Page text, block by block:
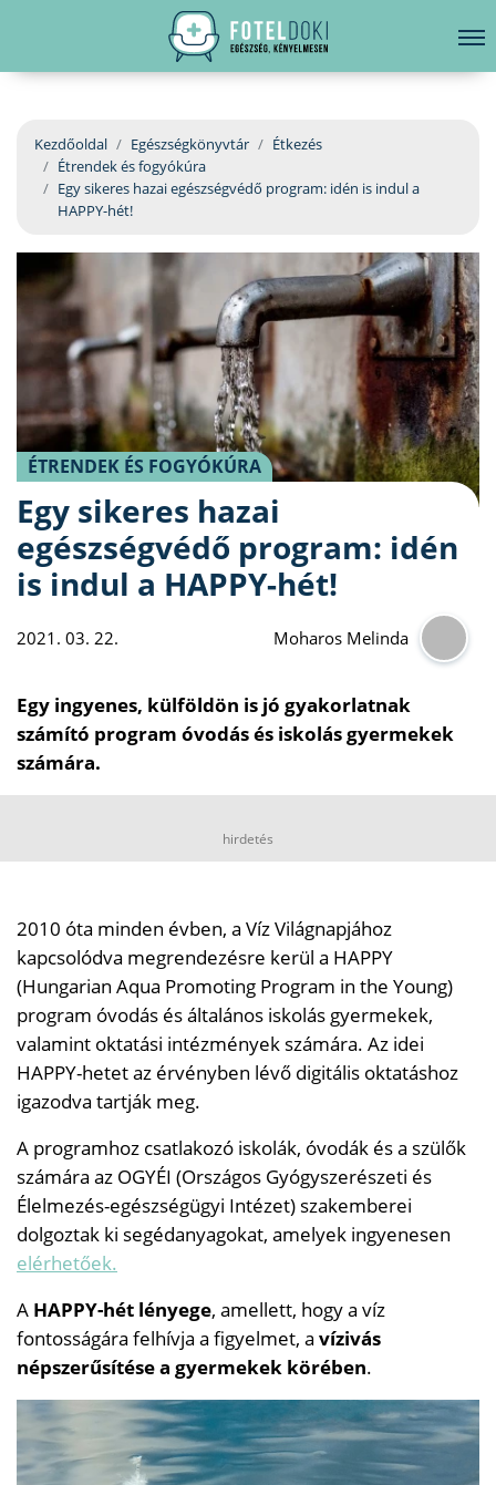
EGÉSZSÉGKÖNYVTÁR
BETEGSÉGKALAUZ
ORVOS VÁLASZOL
ORVOSKERESŐ
hirdetés
Kezdőoldal Egészségkönyvtár
Étkezés
Étrendek és fogyókúra
Egy sikeres hazai egészségvédő program: idén is indul a
HAPPY-hét!
ÉTRENDEK ÉS FOGYÓKÚRA
Egy sikeres hazai
egészségvédő program: idén
is indul a HAPPY-hét!
2021. 03. 22. Moharos Melinda
Egy ingyenes, külföldön is jó gyakorlatnak
számító program óvodás és iskolás gyermekek
számára.
hirdetés
2010 óta minden évben, a Víz Világnapjához
kapcsolódva megrendezésre kerül a HAPPY
(Hungarian Aqua Promoting Program in the Young)
program óvodás és általános iskolás gyermekek,
valamint oktatási intézmények számára. Az idei
HAPPY-hetet az érvényben lévő digitális oktatáshoz
igazodva tartják meg.
A programhoz csatlakozó iskolák, óvodák és a szülők
számára az OGYÉI (Országos Gyógyszerészeti és
Élelmezés-egészségügyi Intézet) szakemberei
dolgoztak ki segédanyagokat, amelyek ingyenesen
elérhetőek.
A HAPPY-hét lényege, amellett, hogy a víz
fontosságára felhívja a figyelmet, a vízivás
népszerűsítése a gyermekek körében.